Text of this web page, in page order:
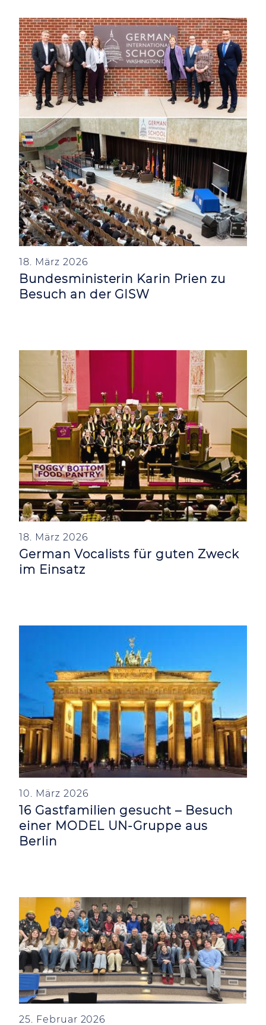
18. März 2026
Bundesministerin Karin Prien zu
Besuch an der GISW
18. März 2026
German Vocalists für guten Zweck
im Einsatz
10. März 2026
16 Gastfamilien gesucht – Besuch
einer MODEL UN-Gruppe aus
Berlin
25. Februar 2026